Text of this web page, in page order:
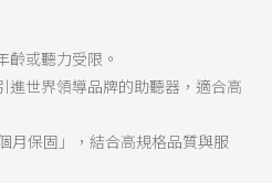
齡或聽力受限。
進世界領導品牌的助聽器，適合高
月保固」，結合高規格品質與服